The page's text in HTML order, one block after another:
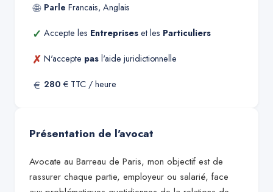
🌐 Parle Francais, Anglais
✓ Accepte les Entreprises et les Particuliers
✗ N'accepte pas l'aide juridictionnelle
€ 280 € TTC / heure
Présentation de l'avocat
Avocate au Barreau de Paris, mon objectif est de
rassurer chaque partie, employeur ou salarié, face